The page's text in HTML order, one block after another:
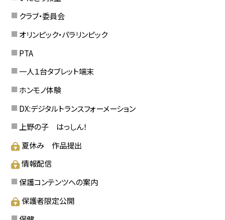
クラブ・委員会
オリンピック・パラリンピック
PTA
一人１台タブレット端末
ホンモノ体験
DX:デジタルトランスフォーメーション
上野の子 はっしん！
夏休み 作品提出
情報配信
保護コンテンツへの案内
保護者限定公開